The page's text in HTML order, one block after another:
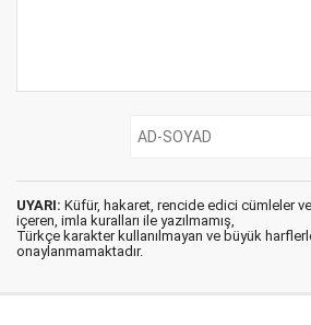
UYARI: Küfür, hakaret, rencide edici cümleler
içeren, imla kuralları ile yazılmamış,
Türkçe karakter kullanılmayan ve büyük
onaylanmamaktadır.